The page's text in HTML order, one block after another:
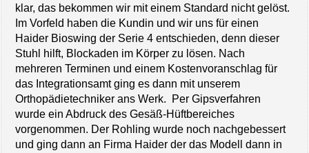
klar, das bekommen wir mit einem Standard nicht gelöst.
Im Vorfeld haben die Kundin und wir uns für einen
Haider Bioswing der Serie 4 entschieden, denn dieser
Stuhl hilft, Blockaden im Körper zu lösen. Nach
mehreren Terminen und einem Kostenvoranschlag für
das Integrationsamt ging es dann mit unserem
Orthopädietechniker ans Werk. Per Gipsverfahren
wurde ein Abdruck des Gesäß-Hüftbereiches
vorgenommen. Der Rohling wurde noch nachgebessert
und ging dann an Firma Haider der das Modell dann in